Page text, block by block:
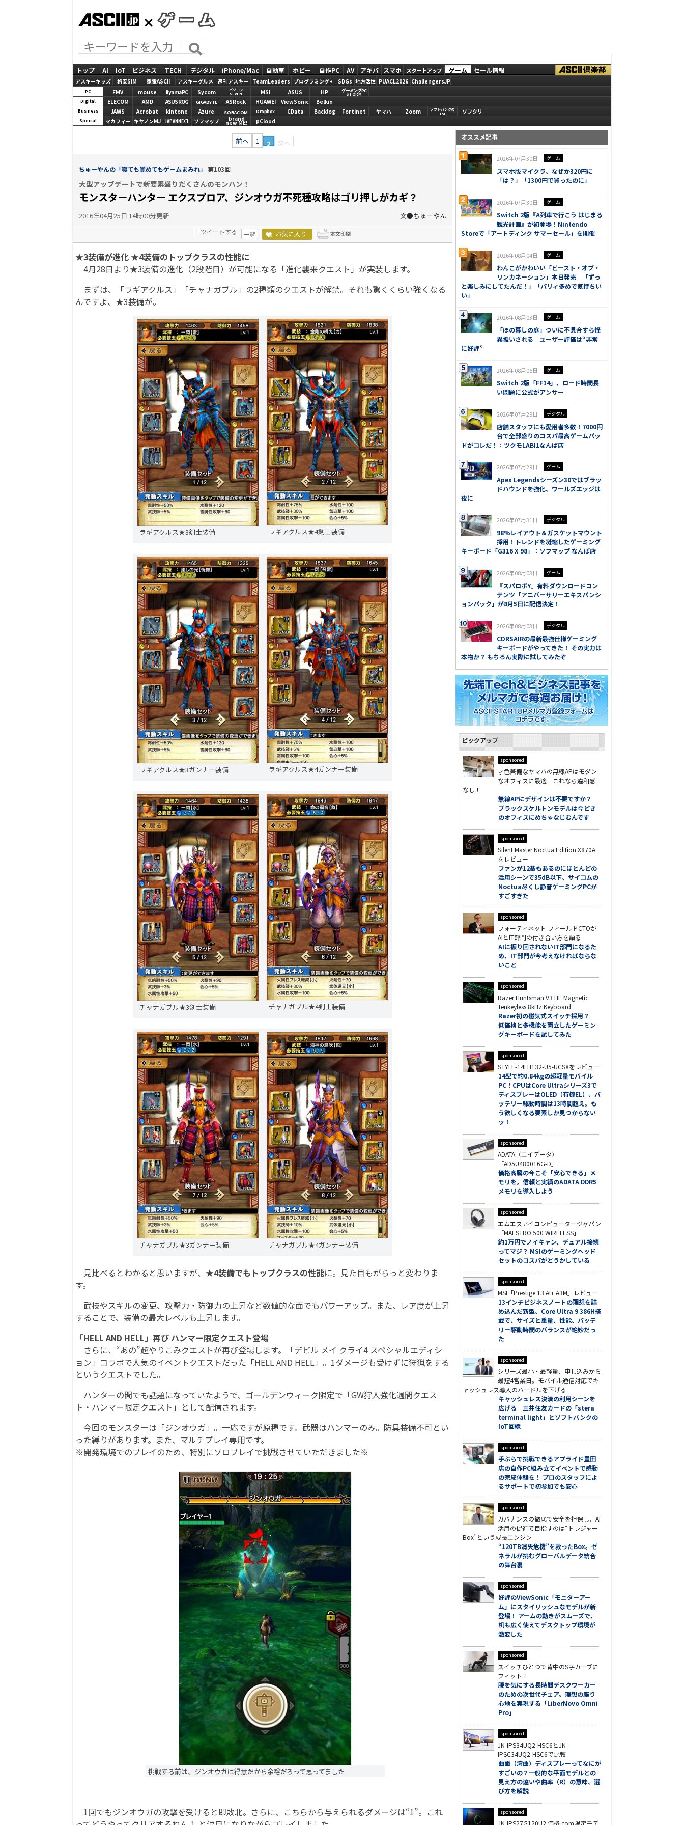
トップ AI IoT ビジネス TECH デジタル iPhone/Mac 自動車 ホビー 自作PC AV アキバ スマホ スタートアップ ゲーム セール情報
アスキーキッズ 格安SIM 家電ASCII アスキーグルメ 週刊アスキー TeamLeaders プログラミング+ SDGs 地方活性 PUACL2026 ChallengersJP
PC FMV mouse iiyamaPC Sycom
パソコン
SEVEN
MSI ASUS HP ゲーミングPC
STORM
Digital ELECOM AMD ASUS ROG GIGABYTE ASRock HUAWEI ViewSonic Belkin
Business JAWS Acrobat kintone Azure SORACOM Dropbox CData Backlog Fortinet ヤマハ Zoom
ソフトバンクの
IoT
ソフクリ
Special マカフィー キヤノンMJ JAPANNEXT ソフマップ brand
new ME! pCloud
前へ 1 2 次へ
ちゅーやんの「寝ても覚めてもゲームまみれ」 第103回
大型アップデートで新要素盛りだくさんのモンハン！
モンスターハンター エクスプロア、ジンオウガ不死種攻略はゴリ押しがカギ？
2016年04月25日 14時00分更新 文●ちゅーやん
ツイートする 一覧 お気に入り
★3装備が進化 ★4装備のトップクラスの性能に
4月28日より★3装備の進化（2段階目）が可能になる「進化襲来クエスト」が実装します。
まずは、「ラギアクルス」「チャナガブル」の2種類のクエストが解禁。それも驚くくらい強くなる
んですよ、★3装備が。
ラギアクルス★3剣士装備 ラギアクルス★4剣士装備
ラギアクルス★3ガンナー装備 ラギアクルス★4ガンナー装備
チャナガブル★3剣士装備 チャナガブル★4剣士装備
チャナガブル★3ガンナー装備 チャナガブル★4ガンナー装備
見比べるとわかると思いますが、 ★4装備でもトップクラスの性能に。見た目もがらっと変わりま
す。
武技やスキルの変更、攻撃力・防御力の上昇など数値的な面でもパワーアップ。また、レア度が上昇
することで、装備の最大レベルも上昇します。
「HELL AND HELL」再び ハンマー限定クエスト登場
さらに、“あの”超やりこみクエストが再び登場します。「デビル メイ クライ4 スペシャルエディシ
ョン」コラボで人気のイベントクエストだった「HELL AND HELL」。1ダメージも受けずに狩猟をする
というクエストでした。
ハンターの間でも話題になっていたようで、ゴールデンウィーク限定で「GW狩人強化週間クエス
ト・ハンマー限定クエスト」として配信されます。
今回のモンスターは「ジンオウガ」。一応ですが原種です。武器はハンマーのみ。防具装備不可とい
った縛りがあります。また、マルチプレイ専用です。
※開発環境でのプレイのため、特別にソロプレイで挑戦させていただきました※
挑戦する前は、ジンオウガは得意だから余裕だろって思ってました
1回でもジンオウガの攻撃を受けると即敗北。さらに、こちらから与えられるダメージは“1”。これ
オススメ記事
2026年07月30日 ゲーム
スマホ版マイクラ、なぜか320円に
「は？」「1300円で買ったのに」
2026年07月30日 ゲーム
Switch 2版『A列車で行こう はじまる
観光計画』が初登場！Nintendo
Storeで「アートディンク サマーセール」を開催
2026年08月04日 ゲーム
わんこがかわいい「ビースト・オブ・
リンカネーション」本日発売 「ずっ
と楽しみにしてたんだ！」「パリィ多めで気持ちい
い」
2026年08月03日 ゲーム
「ほの暮しの庭」ついに不具合すら怪
異扱いされる ユーザー評価は“非常
に好評”
2026年08月05日 ゲーム
Switch 2版「FF14」、ロード時間長
い問題に公式がアンサー
2026年07月29日 デジタル
店舗スタッフにも愛用者多数！7000円
台で全部盛りのコスパ最高ゲームパッ
ドがコレだ！：ツクモLABI1なんば店
2026年07月29日 ゲーム
Apex Legendsシーズン30ではブラッ
ドハウンドを強化、ワールズエッジは
夜に
2026年07月31日 デジタル
98%レイアウト＆ガスケットマウント
採用！トレンドを凝縮したゲーミング
キーボード「G316 X 98」：ソフマップ なんば店
2026年08月03日 ゲーム
『スパロボY』有料ダウンロードコン
テンツ「アニバーサリーエキスパンシ
ョンパック」が8月5日に配信決定！
2026年08月03日 デジタル
CORSAIRの最新最強仕様ゲーミング
キーボードがやってきた！ その実力は
本物か？ もちろん実際に試してみたぞ
ピックアップ
sponsored
才色兼備なヤマハの無線APはモダン
なオフィスに最適 これなら違和感
なし！
無線APにデザインは不要ですか？
ブラックスケルトンモデルは今どき
のオフィスにめちゃなじむんです
sponsored
Silent Master Noctua Edition X870A
をレビュー
ファンが12基もあるのにほとんどの
活用シーンで35dB以下、サイコムの
Noctua尽くし静音ゲーミングPCが
すごすぎた
sponsored
フォーティネット フィールドCTOが
AIとIT部門の付き合い方を語る
AIに振り回されないIT部門になるた
め、IT部門が今考えなければならな
いこと
sponsored
Razer Huntsman V3 HE Magnetic
Tenkeyless 8kHz Keyboard
Razer初の磁気式スイッチ採用？
低価格と多機能を両立したゲーミン
グキーボードを試してみた
sponsored
STYLE-14FH132-U5-UCSXをレビュー
14型で約0.84kgの超軽量モバイル
PC！CPUはCore Ultraシリーズ3で
ディスプレーはOLED（有機EL）、バ
ッテリー駆動時間は13時間超え。も
う欲しくなる要素しか見つからない
ッ！
sponsored
ADATA（エイデータ）
「AD5U480016G-D」
価格高騰の今こそ「安心できる」メ
モリを。信頼と実績のADATA DDR5
メモリを導入しよう
sponsored
エムエスアイコンピュータージャパン
「MAESTRO 500 WIRELESS」
約1万円でノイキャン、デュアル接続
ってマジ？ MSIのゲーミングヘッド
セットのコスパがどうかしている
sponsored
MSI「Prestige 13 AI+ A3M」レビュー
13インチビジネスノートの理想を詰
め込んだ新型、Core Ultra 9 386H搭
載で、サイズと重量、性能、バッテ
リー駆動時間のバランスが絶妙だっ
た
sponsored
シリーズ最小・最軽量、申し込みから
最短4営業日。モバイル通信対応でキ
ャッシュレス導入のハードルを下げる
キャッシュレス決済の利用シーンを
広げる 三井住友カードの「stera
terminal light」とソフトバンクの
IoT回線
sponsored
手ぶらで挑戦できるアプライド豊田
店の自作PC組み立てイベントで感動
の完成体験を！ プロのスタッフによ
るサポートで初参加でも安心
sponsored
ガバナンスの徹底で安全を担保し、AI
活用の促進で目指すのは“トレジャー
Box”という成長エンジン
“120TB消失危機”を救ったBox。ゼ
ネラルが挑むグローバルデータ統合
の舞台裏
sponsored
好評のViewSonic「モニターアー
ム」にスタイリッシュなモデルが新
登場！ アームの動きがスムーズで、
机も広く使えてデスクトップ環境が
激変した
sponsored
スイッチひとつで背中のS字カーブに
フィット！
腰を気にする長時間デスクワーカー
のための次世代チェア。理想の座り
心地を実現する「LiberNovo Omni
Pro」
sponsored
JN-IPS34UQ2-HSC6とJN-
IPSC34UQ2-HSC6で比較
曲面（湾曲）ディスプレーってなにが
すごいの？一般的な平面モデルとの
見え方の違いや曲率（R）の意味、選
び方を解説
sponsored
JN-IPS27G120U2 価格.com限定モデ